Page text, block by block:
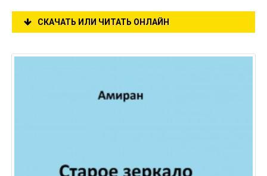
СКАЧАТЬ ИЛИ ЧИТАТЬ ОНЛАЙН